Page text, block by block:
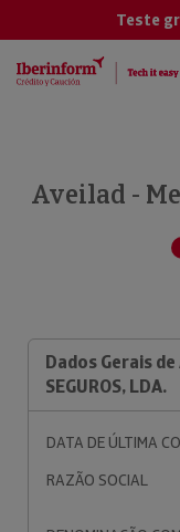
Teste
Aveilad -
Dados Gerais de
SEGUROS, LDA.
DATA DE ÚLTIMA
RAZÃO SOCIAL